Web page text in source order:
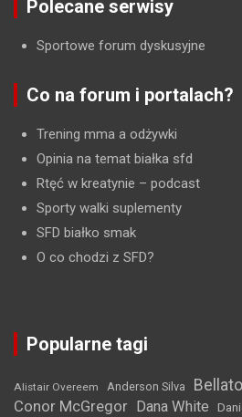
Polecane serwisy
Sportowe forum dyskusyjne
Co na forum i portalach?
Trening mma a odżywki
Opinia na temat białka sfd
Rtęć w kreatynie – podcast
Sporty walki suplementy
SFD białko smak
O co chodzi z SFD?
Popularne tagi
Alistair Overeem Anderson Silva
Conor McGregor Dana White